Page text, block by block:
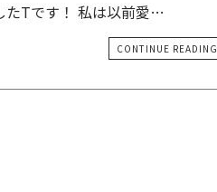
たTです！ 私は以前愛…
CONTINUE